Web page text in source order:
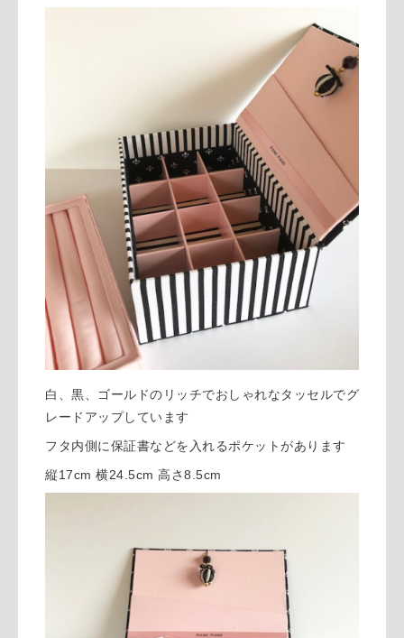
白、黒、ゴールドのリッチでおしゃれなタッセルでグ
レードアップしています
フタ内側に保証書などを入れるポケットがあります
縦17cm 横24.5cm 高さ8.5cm